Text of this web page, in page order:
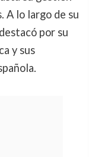
A lo largo de su
por su
y sus